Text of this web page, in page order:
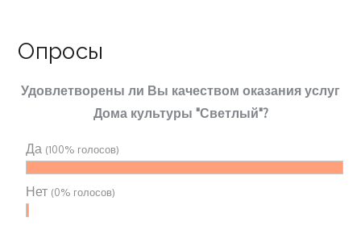
Опросы
Удовлетворены ли Вы качеством оказания услуг
Дома культуры "Светлый"?
Да (100% голосов)
Нет (0% голосов)